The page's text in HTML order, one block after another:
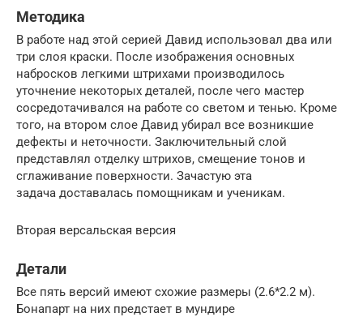
Методика
В работе над этой серией Давид использовал два или
три слоя краски. После изображения основных
набросков легкими штрихами производилось
уточнение некоторых деталей, после чего мастер
сосредотачивался на работе со светом и тенью. Кроме
того, на втором слое Давид убирал все возникшие
дефекты и неточности. Заключительный слой
представлял отделку штрихов, смещение тонов и
сглаживание поверхности. Зачастую эта
задача доставалась помощникам и ученикам.
Вторая версальская версия
Детали
Все пять версий имеют схожие размеры (2.6*2.2 м).
Бонапарт на них предстает в мундире